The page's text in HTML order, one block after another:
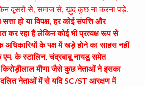
दूसरों से, समाज से, ख़ुद कुछ ना करना पड़े.
हो या विपक्ष, हर कोई संपत्ति और
कर रहा है लेकिन कोई भी प्रत्यक्ष रूप से
अधिकारियों के पक्ष में खड़े होने का साहस नहीं
एम. के स्टालिन, चंद्रबाबू नायडू समेत
किरोड़ीलाल मीणा जैसे कुछ नेताओं ने इसका
नेताओं में से यदि SC/ST आरक्षण में